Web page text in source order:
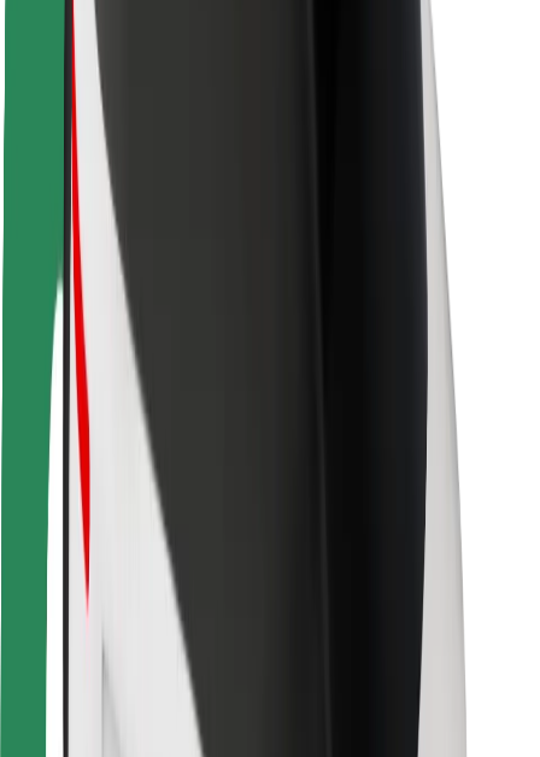
Laboratorio de seguridad
Ciudades
Dónde estamos
Soluciones para las ciudades
Aeropuertos
Estaciones de carga de Bolt
Soporte
Para usuarios
Para conductores
Para repartidores
Bolt Food
Para propietarios de flota
Para restaurantes
Bolt para empresas